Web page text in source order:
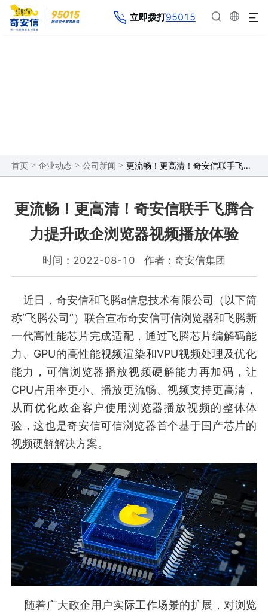
立即拨打95015
首页 > 企业动态 > 公司新闻 > 更流畅！更高清！奇安信联手飞腾合力提升政企浏览器视频播放体验
更流畅！更高清！奇安信联手飞腾合
力提升政企浏览器视频播放体验
时间：2022-08-10 作者：奇安信集团
近日，奇安信和飞腾a信息技术有限公司（以下简
称“飞腾公司”）联合宣布奇安信可信浏览器和飞腾新
一代高性能芯片完成适配，通过飞腾芯片编解码能
力、GPU的高性能视频渲染和VPU视频处理及优化
能力，可信浏览器播放视频硬解能力再加码，让
CPU占用率更小、播放更流畅、视频支持更高清，
从而优化政企客户使用浏览器播放视频的整体体
验，这也是奇安信可信浏览器首个基于国产芯片的
视频硬解解决方案。
随着广大政企用户实际工作场景的扩展，对浏览